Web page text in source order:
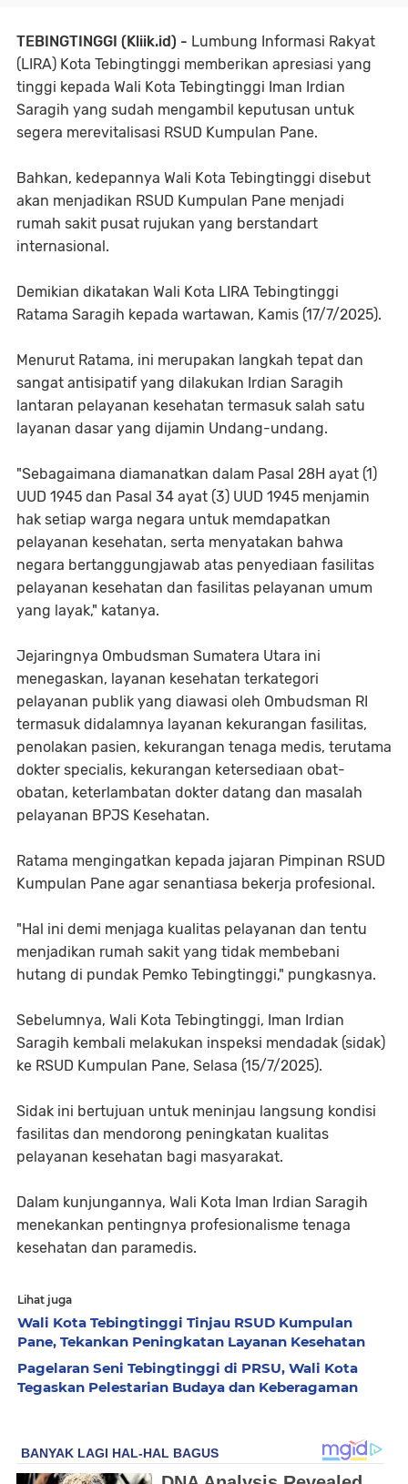
TEBINGTINGGI (Kliik.id) - Lumbung Informasi Rakyat
(LIRA) Kota Tebingtinggi memberikan apresiasi yang
tinggi kepada Wali Kota Tebingtinggi Iman Irdian
Saragih yang sudah mengambil keputusan untuk
segera merevitalisasi RSUD Kumpulan Pane.
Bahkan, kedepannya Wali Kota Tebingtinggi disebut
akan menjadikan RSUD Kumpulan Pane menjadi
rumah sakit pusat rujukan yang berstandart
internasional.
Demikian dikatakan Wali Kota LIRA Tebingtinggi
Ratama Saragih kepada wartawan, Kamis (17/7/2025).
Menurut Ratama, ini merupakan langkah tepat dan
sangat antisipatif yang dilakukan Irdian Saragih
lantaran pelayanan kesehatan termasuk salah satu
layanan dasar yang dijamin Undang-undang.
"Sebagaimana diamanatkan dalam Pasal 28H ayat (1)
UUD 1945 dan Pasal 34 ayat (3) UUD 1945 menjamin
hak setiap warga negara untuk memdapatkan
pelayanan kesehatan, serta menyatakan bahwa
negara bertanggungjawab atas penyediaan fasilitas
pelayanan kesehatan dan fasilitas pelayanan umum
yang layak," katanya.
Jejaringnya Ombudsman Sumatera Utara ini
menegaskan, layanan kesehatan terkategori
pelayanan publik yang diawasi oleh Ombudsman RI
termasuk didalamnya layanan kekurangan fasilitas,
penolakan pasien, kekurangan tenaga medis, terutama
dokter specialis, kekurangan ketersediaan obat-
obatan, keterlambatan dokter datang dan masalah
pelayanan BPJS Kesehatan.
Ratama mengingatkan kepada jajaran Pimpinan RSUD
Kumpulan Pane agar senantiasa bekerja profesional.
"Hal ini demi menjaga kualitas pelayanan dan tentu
menjadikan rumah sakit yang tidak membebani
hutang di pundak Pemko Tebingtinggi," pungkasnya.
Sebelumnya, Wali Kota Tebingtinggi, Iman Irdian
Saragih kembali melakukan inspeksi mendadak (sidak)
ke RSUD Kumpulan Pane, Selasa (15/7/2025).
Sidak ini bertujuan untuk meninjau langsung kondisi
fasilitas dan mendorong peningkatan kualitas
pelayanan kesehatan bagi masyarakat.
Dalam kunjungannya, Wali Kota Iman Irdian Saragih
menekankan pentingnya profesionalisme tenaga
kesehatan dan paramedis.
Lihat juga
Wali Kota Tebingtinggi Tinjau RSUD Kumpulan
Pane, Tekankan Peningkatan Layanan Kesehatan
Pagelaran Seni Tebingtinggi di PRSU, Wali Kota
Tegaskan Pelestarian Budaya dan Keberagaman